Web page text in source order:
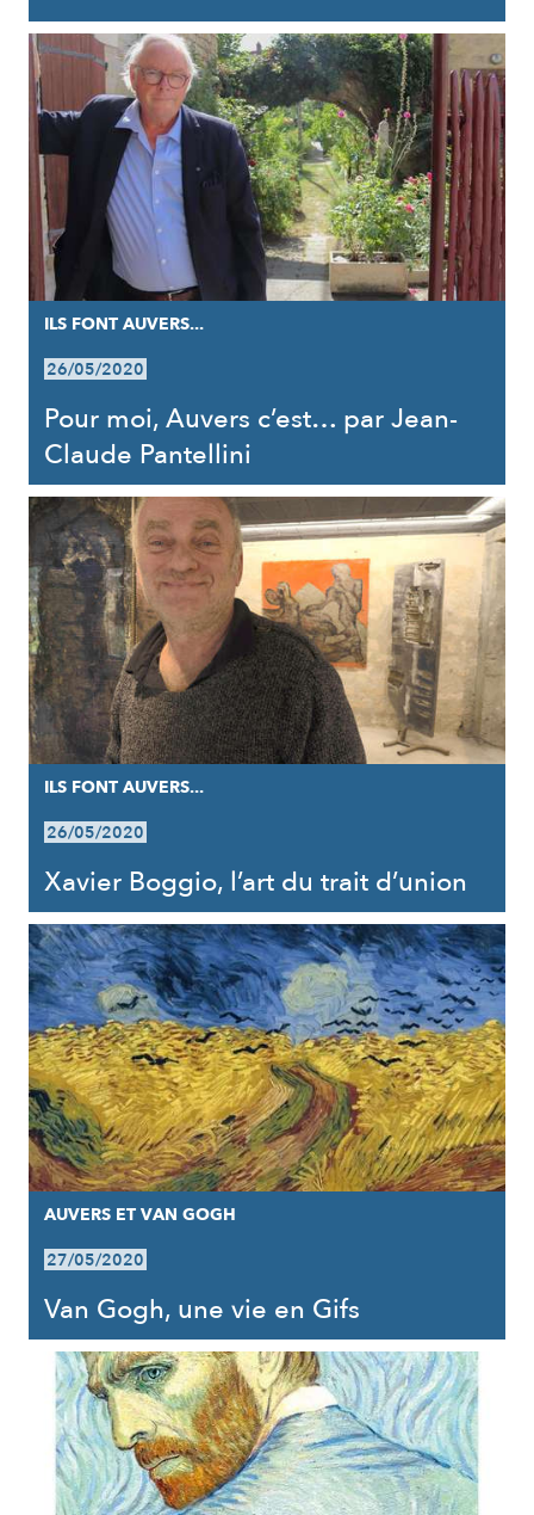
ILS FONT AUVERS...
26/05/2020
Pour moi, Auvers c’est… par Jean-
Claude Pantellini
ILS FONT AUVERS...
26/05/2020
Xavier Boggio, l’art du trait d’union
AUVERS ET VAN GOGH
27/05/2020
Van Gogh, une vie en Gifs